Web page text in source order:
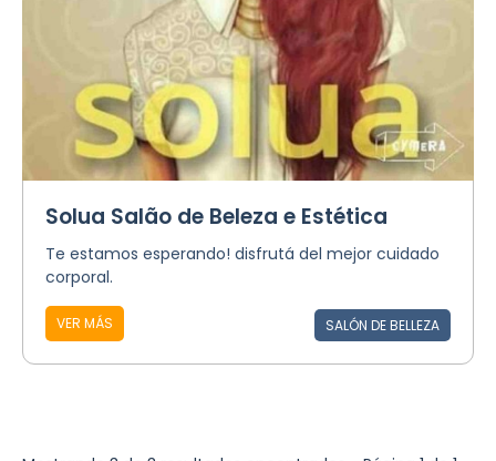
Solua Salão de Beleza e Estética
Te estamos esperando! disfrutá del mejor cuidado
corporal.
VER MÁS SALÓN DE BELLEZA